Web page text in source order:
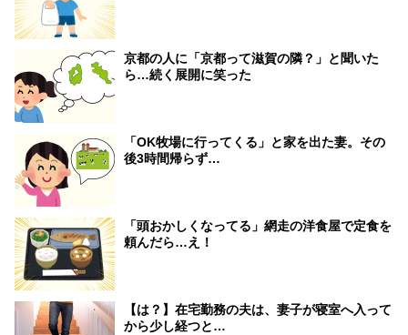
京都の人に「京都って滋賀の隣？」と聞いた
ら…続く展開に笑った
「OK牧場に行ってくる」と家を出た妻。その
後3時間帰らず…
「頭おかしくなってる」網走の洋食屋で定食を
頼んだら…え！
【は？】在宅勤務の夫は、妻子が寝室へ入って
から少し経つと…